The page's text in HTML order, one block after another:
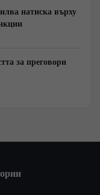
натиска върху
за преговори